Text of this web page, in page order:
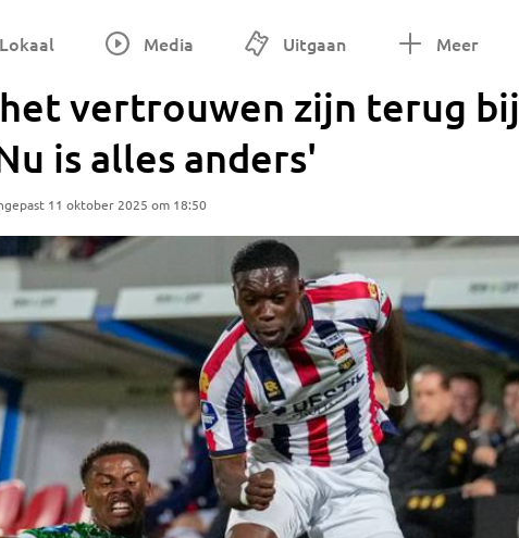
Lokaal Media Uitgaan Meer
het vertrouwen zijn terug bij
is alles anders'
11 oktober 2025 om 18:50